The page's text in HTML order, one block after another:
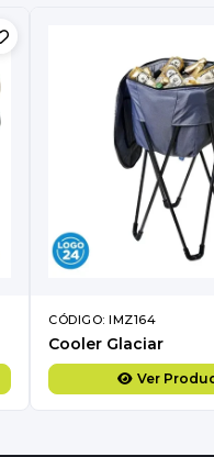
CÓDIGO: IMZ164
Cooler Glaciar
Ver